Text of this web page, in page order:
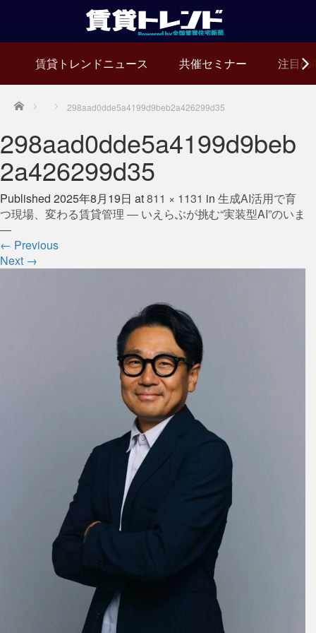
賃貸トレンドニュース 共催セミナー 注目の
Home 298aad0dde5a4199d9beb2a426299d35
298aad0dde5a4199d9beb
2a426299d35
Published 2025年8月19日 at811 × 1131 in 生成AI活用で育
つ現場、変わる賃貸管理 ― いえらぶが挑む“実装型AI”のいま
―
← Previous
Next →